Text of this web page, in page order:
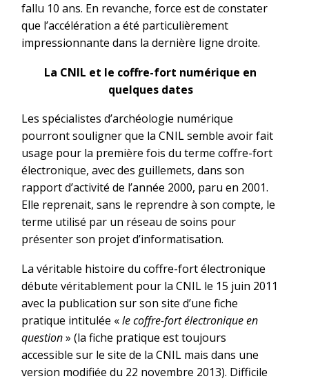
fallu 10 ans. En revanche, force est de constater
que l’accélération a été particulièrement
impressionnante dans la dernière ligne droite.
La CNIL et le coffre-fort numérique en
quelques dates
Les spécialistes d’archéologie numérique
pourront souligner que la CNIL semble avoir fait
usage pour la première fois du terme coffre-fort
électronique, avec des guillemets, dans son
rapport d’activité de l’année 2000, paru en 2001.
Elle reprenait, sans le reprendre à son compte, le
terme utilisé par un réseau de soins pour
présenter son projet d’informatisation.
La véritable histoire du coffre-fort électronique
débute véritablement pour la CNIL le 15 juin 2011
avec la publication sur son site d’une fiche
pratique intitulée «le coffre-fort électronique en
question» (la fiche pratique est toujours
accessible sur le site de la CNIL mais dans une
version modifiée du 22 novembre 2013). Difficile